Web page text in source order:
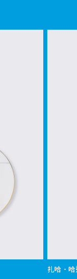
扎哈．